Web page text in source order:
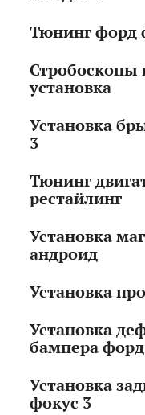
Тюнинг форд
Стробоскопы
установка
Установка
3
Тюнинг
рестайлинг
Установка
андроид
Установка
Установка
бампера
Установка
фокус 3